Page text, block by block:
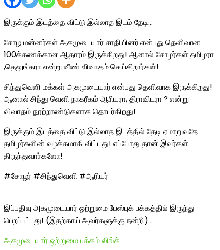
இருக்கும் இடத்தை விட்டு இல்லாத இடம் தேடி…
சோழ மன்னர்கள் அகமுடையார் சாதியினர் என்பது தெளிவான
100க்கணக்கான ஆதாரம் இருக்கிறது! ஆனால் சோழர்கள் தமிழரா
,தெலுங்கரா என்று வீண் விவாதம் செய்கிறார்கள்!
சிந்துவெளி மக்கள் அகமுடையார் என்பது தெளிவாக இருக்கிறது!
ஆனால் சிந்து வெளி நாகரீகம் ஆரியரா, திராவிடரா ? என்று
விவாதம் நூற்றாண்டுகளாக தொடர்கிறது!
இருக்கும் இடத்தை விட்டு இல்லாத இடத்தில் தேடி ஏமாறுவதே
தமிழர்களின் வழக்கமாகி விட்டது! எப்போது தான் இவர்கள்
திருந்துவார்களோ!
#சோழர் #சிந்துவெளி #ஆரியர்
இப்பதிவு அகமுடையார் ஒற்றுமை பேஸ்புக் பக்கத்தில் இருந்து
பெறப்பட்டது! (இதற்காய் அவர்களுக்கு நன்றி) .
அகமுடையார் ஒற்றுமை பக்கம் லிங்க்